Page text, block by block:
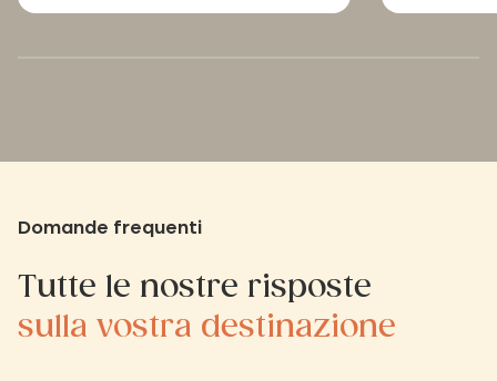
Domande frequenti
Tutte le nostre risposte
sulla vostra destinazione